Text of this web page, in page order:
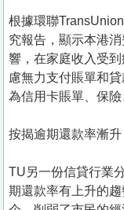
們
根據環聯
究報告，顯示本港
響，在家庭收入受
慮無力支付賬單和
為信用卡賬單、保險
按揭逾期還款率漸升
TU另一份信貸行業
期還款率有上升的